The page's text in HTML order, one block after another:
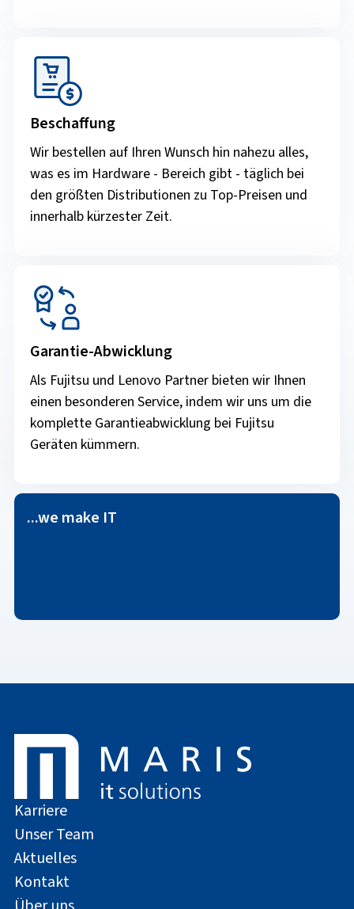
Beschaffung
Wir bestellen auf Ihren Wunsch hin nahezu alles,
was es im Hardware - Bereich gibt - täglich bei
den größten Distributionen zu Top-Preisen und
innerhalb kürzester Zeit.
Garantie-Abwicklung
Als Fujitsu und Lenovo Partner bieten wir Ihnen
einen besonderen Service, indem wir uns um die
komplette Garantieabwicklung bei Fujitsu
Geräten kümmern.
...we make IT
Karriere
Unser Team
Aktuelles
Kontakt